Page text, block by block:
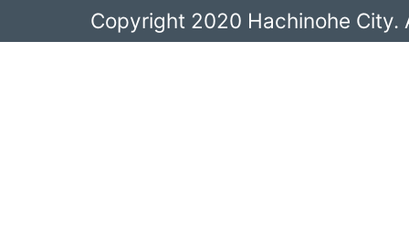
Copyright 2020 Hachinohe City.